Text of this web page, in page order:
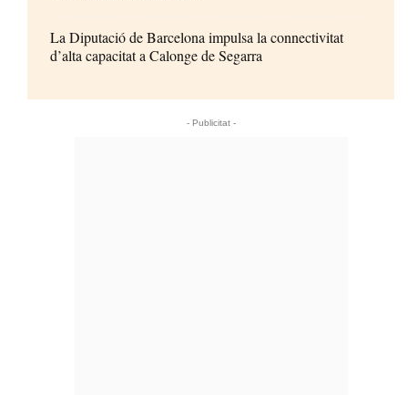
La Diputació de Barcelona impulsa la connectivitat
d’alta capacitat a Calonge de Segarra
- Publicitat -